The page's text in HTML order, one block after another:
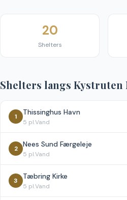
20
Shelters
Shelters langs Kystruten
1 Thissinghus Havn
5 pl.Vand
2 Nees Sund Færgeleje
5 pl.Vand
3 Tæbring Kirke
5 pl.Vand